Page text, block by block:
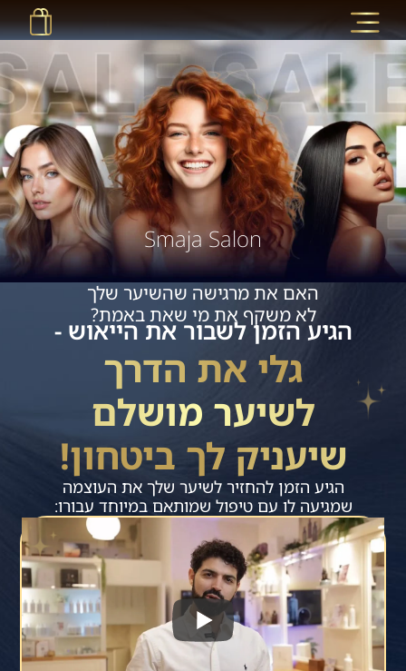
Smaja Salon
האם את מרגישה שהשיער שלך
לא משקף את מי שאת באמת?
הגיע הזמן לשבור את הייאוש -
גלי את הדרך
לשיער מושלם
שיעניק לך ביטחון!
הגיע הזמן להחזיר לשיער שלך את העוצמה
שמגיעה לו עם טיפול שמותאם במיוחד עבורו: